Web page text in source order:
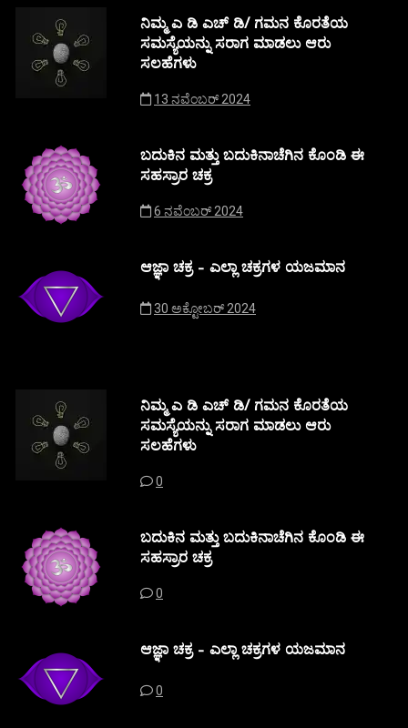
ನಿಮ್ಮ ಎ ಡಿ ಎಚ್ ಡಿ/ ಗಮನ ಕೊರತೆಯ
ಸಮಸ್ಯೆಯನ್ನು ಸರಾಗ ಮಾಡಲು ಆರು
ಸಲಹೆಗಳು
13 ನವೆಂಬರ್ 2024
ಬದುಕಿನ ಮತ್ತು ಬದುಕಿನಾಚೆಗಿನ ಕೊಂಡಿ ಈ
ಸಹಸ್ರಾರ ಚಕ್ರ
6 ನವೆಂಬರ್ 2024
ಆಜ್ಞಾ ಚಕ್ರ – ಎಲ್ಲಾ ಚಕ್ರಗಳ ಯಜಮಾನ
30 ಅಕ್ಟೋಬರ್ 2024
ನಿಮ್ಮ ಎ ಡಿ ಎಚ್ ಡಿ/ ಗಮನ ಕೊರತೆಯ
ಸಮಸ್ಯೆಯನ್ನು ಸರಾಗ ಮಾಡಲು ಆರು
ಸಲಹೆಗಳು
0
ಬದುಕಿನ ಮತ್ತು ಬದುಕಿನಾಚೆಗಿನ ಕೊಂಡಿ ಈ
ಸಹಸ್ರಾರ ಚಕ್ರ
0
ಆಜ್ಞಾ ಚಕ್ರ – ಎಲ್ಲಾ ಚಕ್ರಗಳ ಯಜಮಾನ
0